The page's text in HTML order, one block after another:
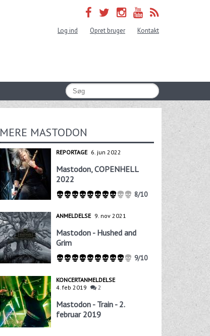
Log ind Opret bruger Kontakt
MERE MASTODON
REPORTAGE 6. jun 2022
Mastodon, COPENHELL
2022
8/10
ANMELDELSE 9. nov 2021
Mastodon - Hushed and
Grim
9/10
KONCERTANMELDELSE
4. feb 2019
2
Mastodon - Train - 2.
februar 2019